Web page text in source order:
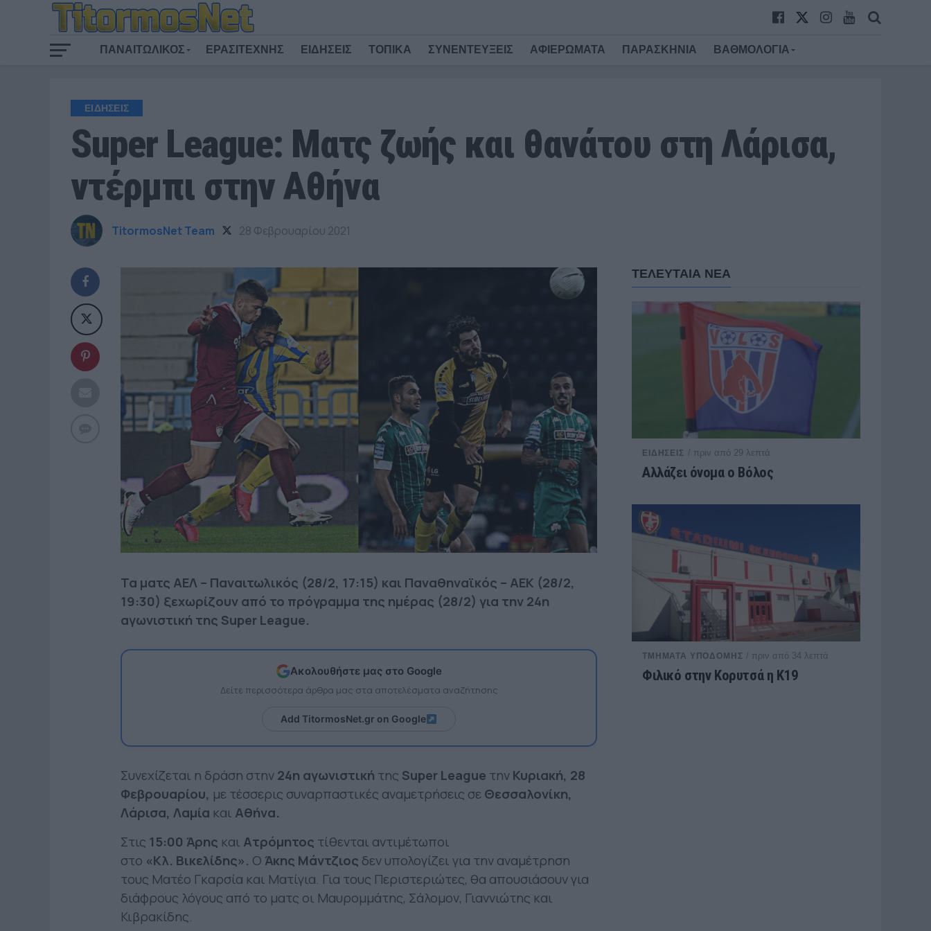
ΠΑΝΑΙΤΩΛΙΚΟΣ ΕΡΑΣΙΤΕΧΝΗΣ ΕΙΔΗΣΕΙΣ ΤΟΠΙΚΑ ΣΥΝΕΝΤΕΥΞΕΙΣ ΑΦΙΕΡΩΜΑΤΑ ΠΑΡΑΣΚΗΝΙΑ ΒΑΘΜΟΛΟΓΙΑ
ΕΙΔΗΣΕΙΣ
Super League: Ματς ζωής και θανάτου στη Λάρισα,
ντέρμπι στην Αθήνα
TitormosNet Team 28 Φεβρουαρίου 2021
Τα ματς ΑΕΛ – Παναιτωλικός (28/2, 17:15) και Παναθηναϊκός – ΑΕΚ (28/2,
19:30) ξεχωρίζουν από το πρόγραμμα της ημέρας (28/2) για την 24η
αγωνιστική της Super League.
Ακολουθήστε μας στο Google
Δείτε περισσότερα άρθρα μας στα αποτελέσματα αναζήτησης
Add TitormosNet.gr on Google
Συνεχίζεται η δράση στην24η αγωνιστική της Super League τηνΚυριακή, 28
Φεβρουαρίου, με τέσσερις συναρπαστικές αναμετρήσεις σε Θεσσαλονίκη,
Λάρισα, Λαμία και Αθήνα.
Στις 15:00 Άρης και Ατρόμητος τίθενται αντιμέτωποι
στο «Κλ. Βικελίδης». Ο Άκης Μάντζιος δεν υπολογίζει για την αναμέτρηση
τους Ματέο Γκαρσία και Ματίγια. Για τους Περιστεριώτες, θα απουσιάσουν για
διάφρους λόγους από το ματς οι Μαυρομμάτης, Σάλομον, Γιαννιώτης και
Κιβρακίδης.
ΤΕΛΕΥΤΑΙΑ ΝΕΑ
ΕΙΔΗΣΕΙΣ / πριν από 29 λεπτά
Αλλάζει όνομα ο Βόλος
ΤΜΗΜΑΤΑ ΥΠΟΔΟΜΗΣ / πριν από 34 λεπτά
Φιλικό στην Κορυτσά η Κ19